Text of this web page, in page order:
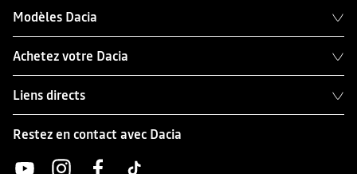
Modèles Dacia
Achetez votre Dacia
Liens directs
Restez en contact avec Dacia